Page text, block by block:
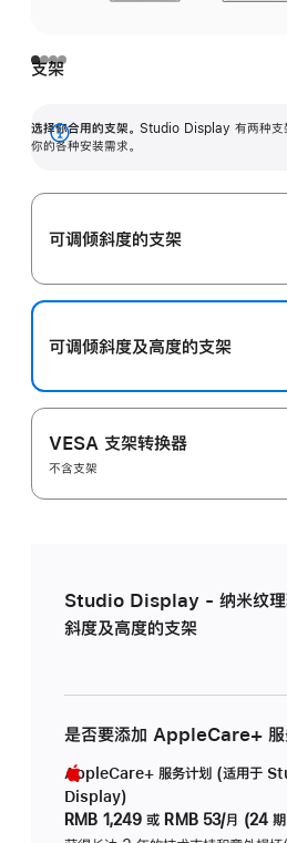
支架
选择你合用的支架。 Studio Display 有两种支
你的各种安装需求。
展
可调倾斜度的支架
可调倾斜度及高‍度的支‍架
VESA 支架转换器
不含支架
Studio Display - 纳米纹理
斜度及高度的支架
是否要添加 AppleCare+ 服
AppleCare+ 服务计划 (适用于
Display)
RMB 1,249 或 RMB 53/月 (24